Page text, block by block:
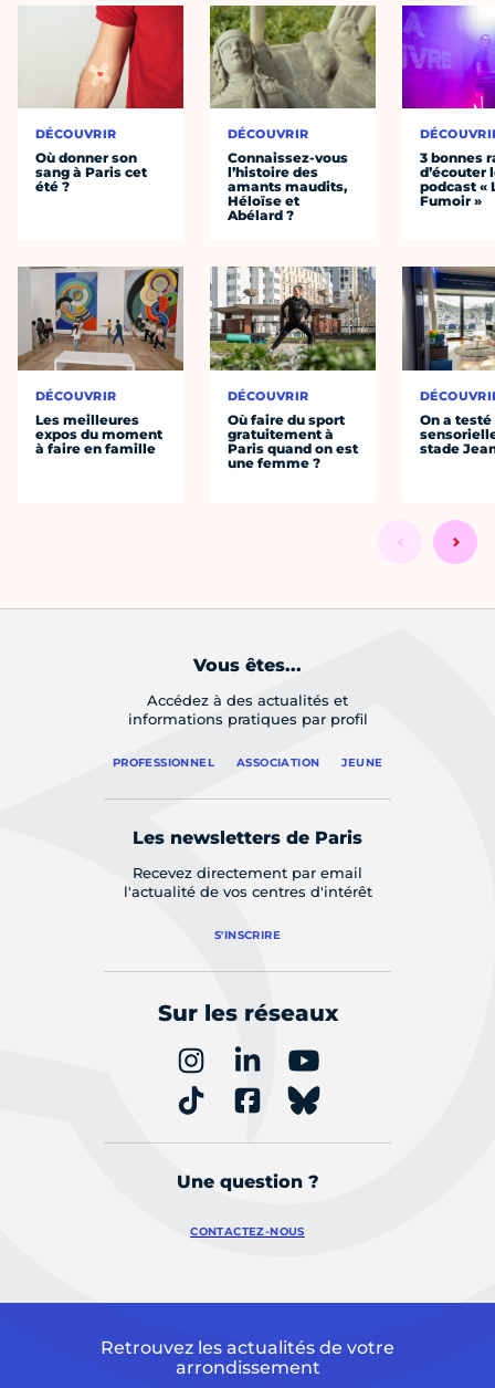
DÉCOUVRIR
Où donner son
sang à Paris cet
été ?
DÉCOUVRIR
Les meilleures
expos du moment
à faire en famille
DÉCOUVRIR
Connaissez-vous
l’histoire des
amants maudits,
Héloïse et
Abélard ?
DÉCOUVRIR
Où faire du sport
gratuitement à
Paris quand on est
une femme ?
3 bonnes
d’écouter
podcast «
Fumoir »
On a
stade
Vous êtes...
Accédez à des actualités et
informations pratiques par profil
PROFESSIONNEL ASSOCIATION JEUNE
Les newsletters de Paris
Recevez directement par email
l'actualité de vos centres d'intérêt
S'INSCRIRE
Sur les réseaux
Une question ?
CONTACTEZ-NOUS
Retrouvez les actualités de votre
arrondissement